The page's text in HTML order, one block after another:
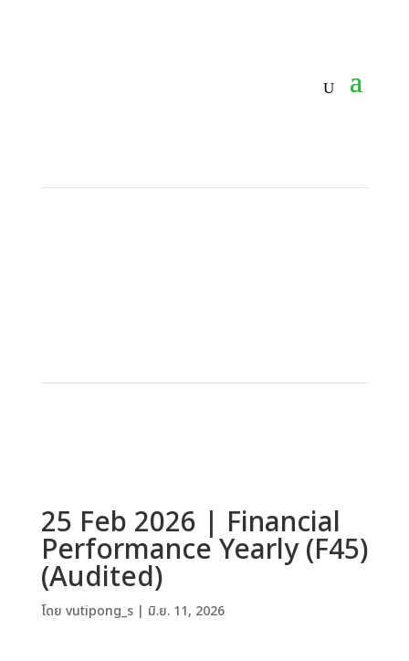
25 Feb 2026 | Financial
Performance Yearly (F45)
(Audited)
โดย vutipong_s| มิ.ย. 11, 2026